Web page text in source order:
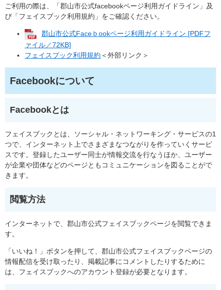
ご利用の際は、「郡山市公式facebookページ利用ガイドライン」及
び「フェイスブック利用規約」をご確認ください。
郡山市公式Faceｂookページ利用ガイドライン [PDFフ
ァイル／72KB]
フェイスブック利用規約 ＜外部リンク＞
Facebookについて
Facebookとは
フェイスブックとは、ソーシャル・ネットワーキング・サービスの1
つで、インターネット上でさまざまなつながりを作っていくサービ
スです。登録したユーザー同士が情報交流を行なうほか、ユーザー
が企業や団体などのページともコミュニケーションを図ることがで
きます。
閲覧方法
インターネットで、郡山市公式フェイスブックページを閲覧できま
す。
「いいね！」ボタンを押して、郡山市公式フェイスブックページの
情報配信を受け取ったり、掲載記事にコメントしたりするために
は、フェイスブックへのアカウント登録が必要となります。